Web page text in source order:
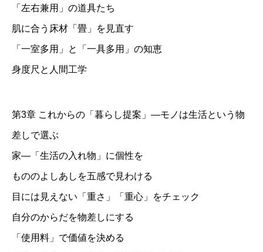
「左右兼用」の道具たち
肌に合う床材「畳」を見直す
「一室多用」と「一具多用」の知恵
身度尺と人間工学
第3章 これからの「暮らし提案」―モノは生活という物
差しで選ぶ
家―「生活の入れ物」に個性を
もののよしあしを五感で見わける
目には見えない「重さ」「重心」をチェック
自分のからだを物差しにする
「使用料」で価値を決める